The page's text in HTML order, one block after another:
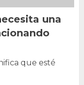
una
que esté